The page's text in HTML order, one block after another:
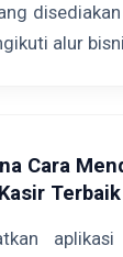
alur
Cara